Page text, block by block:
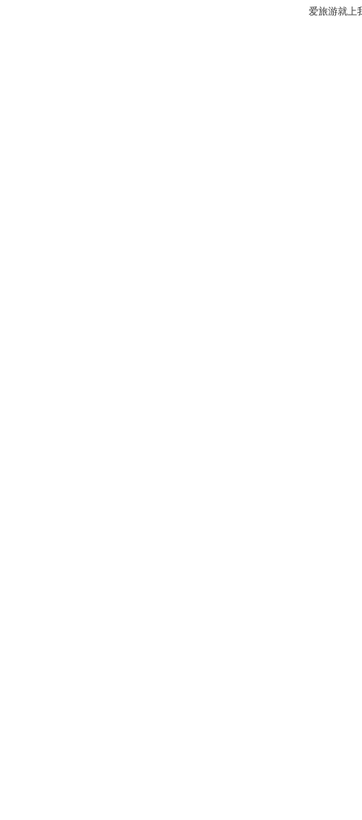
爱旅游就上